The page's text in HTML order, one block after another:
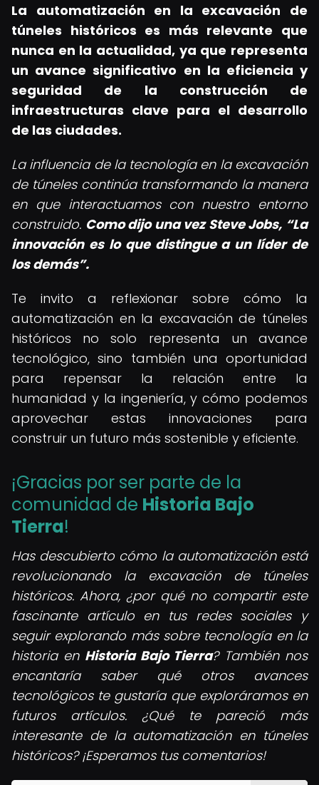
La automatización en la excavación de
túneles históricos es más relevante que
nunca en la actualidad, ya que representa
un avance significativo en la eficiencia y
seguridad de la construcción de
infraestructuras clave para el desarrollo
de las ciudades.
La influencia de la tecnología en la excavación
de túneles continúa transformando la manera
en que interactuamos con nuestro entorno
construido. Como dijo una vez Steve Jobs,
La
innovación es lo que distingue a un líder de
los demás .
Te invito a reflexionar sobre cómo la
automatización en la excavación de túneles
históricos no solo representa un avance
tecnológico, sino también una oportunidad
para repensar la relación entre la
humanidad y la ingeniería, y cómo podemos
aprovechar estas innovaciones para
construir un futuro más sostenible y eficiente.
¡Gracias por ser parte de la
comunidad de Historia Bajo
Tierra!
Has descubierto cómo la automatización está
revolucionando la excavación de túneles
históricos. Ahora, ¿por qué no compartir este
fascinante artículo en tus redes sociales y
seguir explorando más sobre tecnología en la
historia en Historia Bajo Tierra? También nos
encantaría saber qué otros avances
tecnológicos te gustaría que exploráramos en
futuros artículos. ¿Qué te pareció más
interesante de la automatización en túneles
históricos? ¡Esperamos tus comentarios!